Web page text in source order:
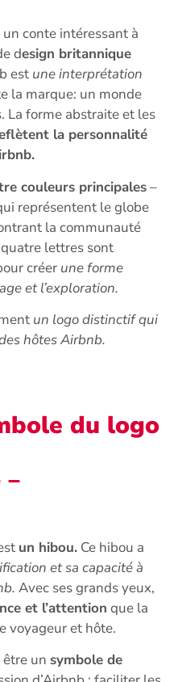
conte intéressant à
design britannique
est une interprétation
la marque: un monde
La forme abstraite et les
la personnalité
couleurs principales–
représentent le globe
la communauté
lettres sont
créer une forme
et l’exploration.
un logo distinctif qui
hôtes Airbnb.
du logo
un hibou. Ce hibou a
et sa capacité à
Avec ses grands yeux,
et l’attention que la
voyageur et hôte.
un symbole de